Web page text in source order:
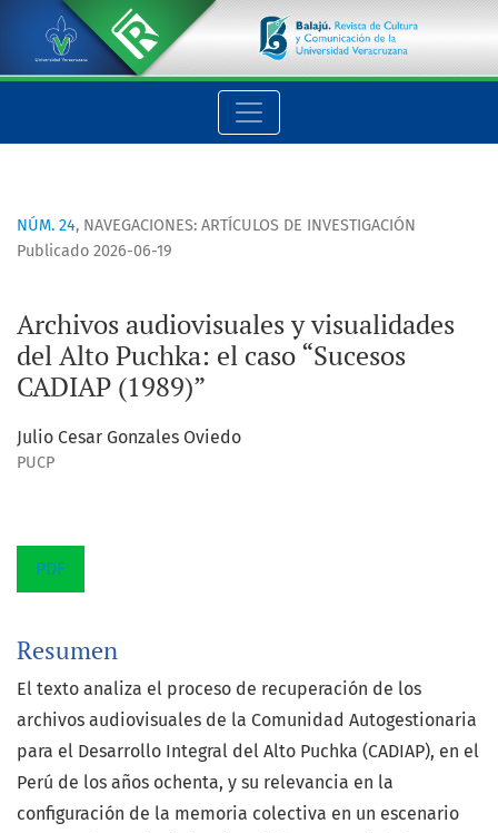
Archivos audiovisuales y visualidades del Alto Puchka: el caso
NÚM. 24, NAVEGACIONES: ARTÍCULOS DE INVESTIGACIÓN
Archivos audiovisuales y visualidades
del Alto Puchka: el caso “Sucesos
CADIAP (1989)”
Publicado 2026-06-19
Julio Cesar Gonzales Oviedo
PUCP
PDF
Resumen
El texto analiza el proceso de recuperación de los
archivos audiovisuales de la Comunidad Autogestionaria
para el Desarrollo Integral del Alto Puchka (CADIAP), en el
Perú de los años ochenta, y su relevancia en la
configuración de la memoria colectiva en un escenario